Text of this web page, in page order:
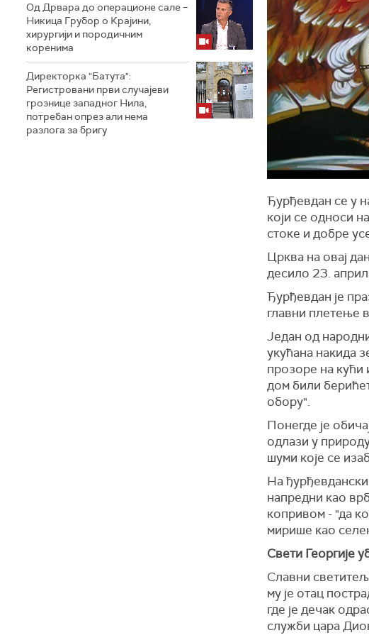
Од Дрвара до операционе сале –
Никица Грубор о Крајини,
хирургији и породичним
коренима
Директорка "Батута":
Регистровани први случајеви
грознице западног Нила,
потребан опрез али нема
разлога за бригу
Ђурђевдан се у
који се односи
стоке и добре
Црква на овај
десило 23.
Ђурђевдан је
главни плетење
Један од
укућана накида
прозоре на кући
дом били
обору".
Понегде је
одлази у
шуми које се
На
напредни као
копривом - "да
мирише као
Свети Георгије
Славни
му је отац
где је дечак
служби цара